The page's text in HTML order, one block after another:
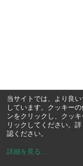
当サイトでは、より良
しています。クッキー
ンをクリックし、クッ
リックしてください。
認ください。
詳細を見る ...